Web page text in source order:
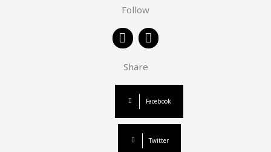
Follow
F
a
e
b
o
k
I
n
t
a
g
a
m
Share
Facebook
Twitter